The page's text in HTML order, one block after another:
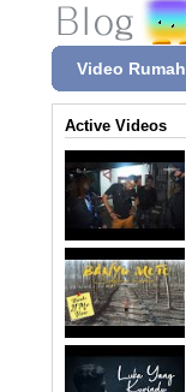
Video Rumah
Active Videos